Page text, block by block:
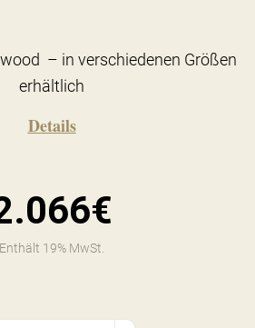
– in verschiedenen Größen
erhältlich
Details
Enthält 19% MwSt.